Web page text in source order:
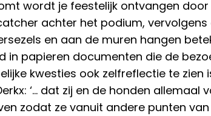
wordt je feestelijk ontvangen
achter het podium,
en aan de muren hangen
papieren documenten die de
kwesties ook zelfreflectie te zien
‘... dat zij en de honden allemaal
zodat ze vanuit andere punten